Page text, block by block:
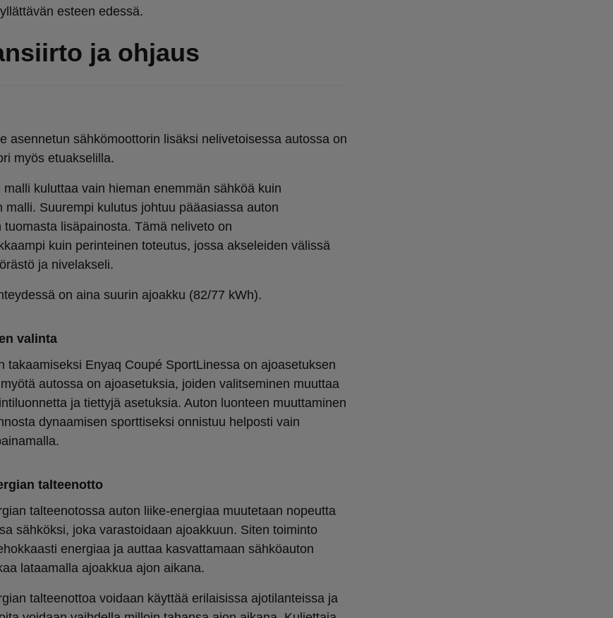
esteen edessä.
ja ohjaus
asennetun sähkömoottorin lisäksi nelivetoisessa autossa on
myös etuakselilla.
malli kuluttaa vain hieman enemmän sähköä kuin
malli. Suurempi kulutus johtuu pääasiassa auton
tuomasta lisäpainosta. Tämä neliveto on
kuin perinteinen toteutus, jossa akseleiden välissä
ja nivelakseli.
on aina suurin ajoakku (82/77 kWh).
valinta
takaamiseksi Enyaq Coupé SportLinessa on ajoasetuksen
autossa on ajoasetuksia, joiden valitseminen muuttaa
ja tiettyjä asetuksia. Auton luonteen muuttaminen
dynaamisen sporttiseksi onnistuu helposti vain
talteenotto
talteenotossa auton liike-energiaa muutetaan nopeutta
sähköksi, joka varastoidaan ajoakkuun. Siten toiminto
energiaa ja auttaa kasvattamaan sähköauton
lataamalla ajoakkua ajon aikana.
talteenottoa voidaan käyttää erilaisissa ajotilanteissa ja